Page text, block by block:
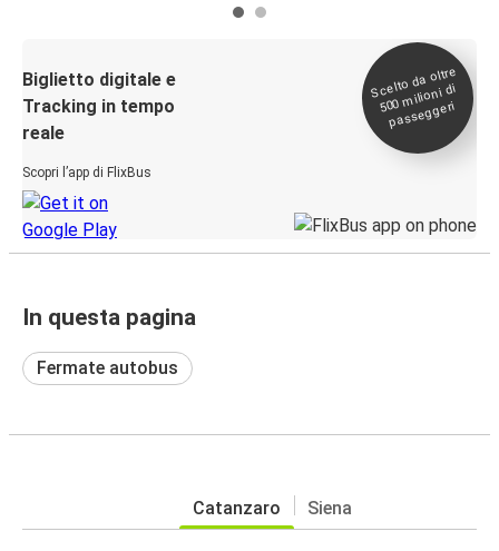
Biglietto digitale e
Tracking in tempo
reale
Scopri l’app di FlixBus
Scelto da oltre
500
milioni di
passeggeri
In questa pagina
Fermate autobus
Catanzaro Siena